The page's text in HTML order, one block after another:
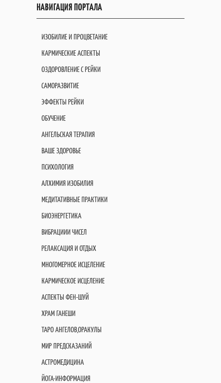
НАВИГАЦИЯ ПОРТАЛА
ИЗОБИЛИЕ И ПРОЦВЕТАНИЕ
КАРМИЧЕСКИЕ АСПЕКТЫ
ОЗДОРОВЛЕНИЕ С РЕЙКИ
САМОРАЗВИТИЕ
ЭФФЕКТЫ РЕЙКИ
ОБУЧЕНИЕ
АНГЕЛЬСКАЯ ТЕРАПИЯ
ВАШЕ ЗДОРОВЬЕ
ПСИХОЛОГИЯ
АЛХИМИЯ ИЗОБИЛИЯ
МЕДИТАТИВНЫЕ ПРАКТИКИ
БИОЭНЕРГЕТИКА
ВИБРАЦИИИ ЧИСЕЛ
РЕЛАКСАЦИЯ И ОТДЫХ
МНОГОМЕРНОЕ ИСЦЕЛЕНИЕ
КАРМИЧЕСКОЕ ИСЦЕЛЕНИЕ
АСПЕКТЫ ФЕН-ШУЙ
ХРАМ ГАНЕШИ
ТАРО АНГЕЛОВ,ОРАКУЛЫ
МИР ПРЕДСКАЗАНИЙ
АСТРОМЕДИЦИНА
ЙОГА-ИНФОРМАЦИЯ